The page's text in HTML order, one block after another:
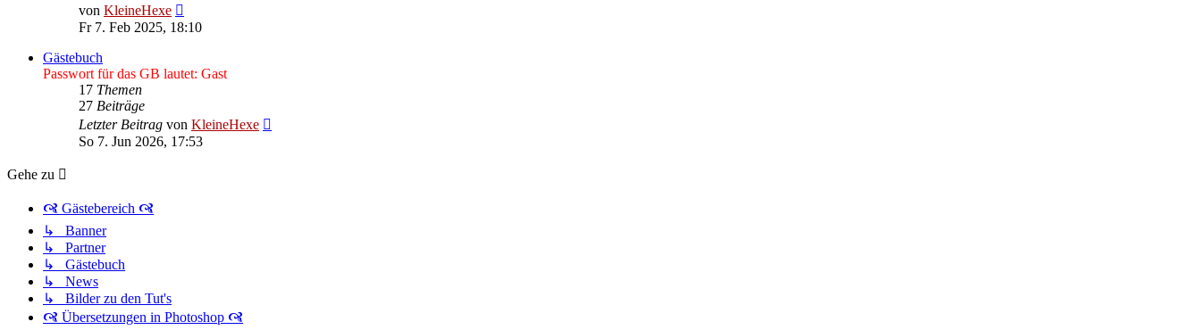
von KleineHexe
Beitrag
Fr 7. Feb 2025, 18:10
Gästebuch
Passwort für das GB lautet: Gast
17 Themen
27 Beiträge
Letzter Beitrag von KleineHexe
So 7. Jun 2026, 17:53
Gehe zu
🙧 Gästebereich 🙧
↳ Banner
↳ Partner
↳ Gästebuch
↳ News
↳ Bilder zu den Tut's
🙧 Übersetzungen in Photoshop 🙧